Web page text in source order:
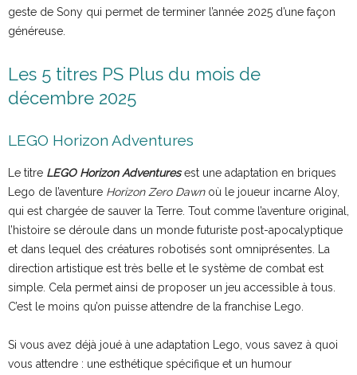
geste de Sony qui permet de terminer l’année 2025 d’une façon
généreuse.
Les 5 titres PS Plus du mois de
décembre 2025
LEGO Horizon Adventures
Le titre LEGO Horizon Adventuresest une adaptation en briques
Lego de l’aventure Horizon Zero Dawnoù le joueur incarne Aloy,
qui est chargée de sauver la Terre. Tout comme l’aventure original,
l’histoire se déroule dans un monde futuriste post-apocalyptique
et dans lequel des créatures robotisés sont omniprésentes. La
direction artistique est très belle et le système de combat est
simple. Cela permet ainsi de proposer un jeu accessible à tous.
C’est le moins qu’on puisse attendre de la franchise Lego.
Si vous avez déjà joué à une adaptation Lego, vous savez à quoi
vous attendre : une esthétique spécifique et un humour